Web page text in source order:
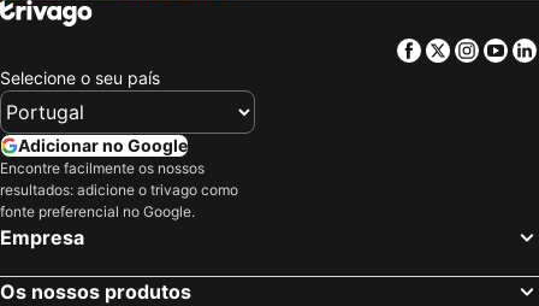
Facebook
Twitter
Selecione o seu país
Adicionar no Google
Encontre facilmente os nossos
resultados: adicione o trivago como
fonte preferencial no Google.
Empresa
Os nossos produtos